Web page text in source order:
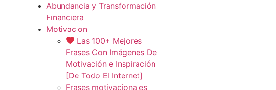
Abundancia y Transformación
Financiera
Motivacion
Las 100+ Mejores
Frases Con Imágenes De
Motivación e Inspiración
[De Todo El Internet]
Frases motivacionales